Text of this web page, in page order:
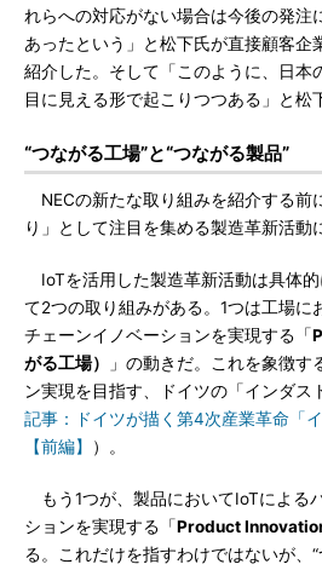
れらへの対応がない場合は今後の発注
あったという」と松下氏が直接顧客企
紹介した。そして「このように、日本
目に見える形で起こりつつある」と松
“つながる工場”と“つながる製品”
NECの新たな取り組みを紹介する前
り」として注目を集める製造革新活動
IoTを活用した製造革新活動は具体
て2つの取り組みがある。1つは工場に
チェーンイノベーションを実現する「
がる工場）
」の動きだ。これを象徴す
ン実現を目指す、ドイツの「インダス
記事：ドイツが描く第4次産業革命「
【前編】
）。
もう1つが、製品においてIoTによる
ションを実現する「Product
る。これだけを指すわけではないが、